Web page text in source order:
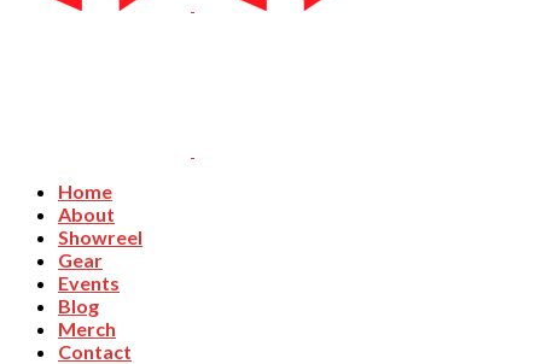
Home
About
Showreel
Gear
Events
Blog
Merch
Contact